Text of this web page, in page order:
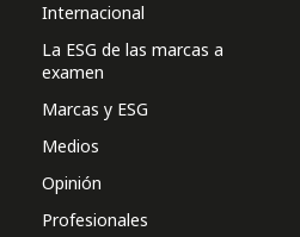
Internacional
La ESG de las marcas a
examen
Marcas y ESG
Medios
Opinión
Profesionales